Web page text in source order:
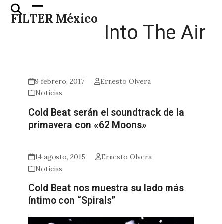
Skip
FILTER México
Open
mobile
Close
mobile
Into The Air
9 febrero, 2017
Ernesto Olvera
Noticias
Cold Beat serán el soundtrack de la
primavera con «62 Moons»
14 agosto, 2015
Ernesto Olvera
Noticias
Cold Beat nos muestra su lado más
íntimo con “Spirals”